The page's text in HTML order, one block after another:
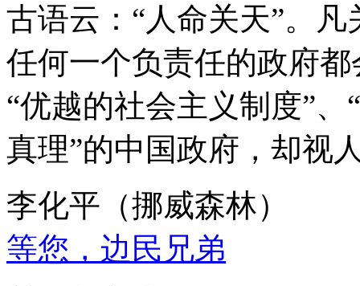
古语云：“人命关天”。
任何一个负责任的政府
“优越的社会主义制度”
真理”的中国政府，却视
李化平（挪威森林）
等您，边民兄弟